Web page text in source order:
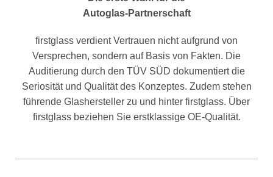
Autoglas-Partnerschaft
firstglass verdient Vertrauen nicht aufgrund von
Versprechen, sondern auf Basis von Fakten. Die
Auditierung durch den TÜV SÜD dokumentiert die
Seriosität und Qualität des Konzeptes. Zudem stehen
führende Glashersteller zu und hinter firstglass. Über
firstglass beziehen Sie erstklassige OE-Qualität.